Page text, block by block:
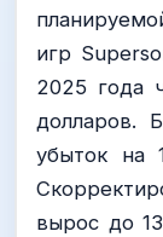
игр
2025 года
долларов.
убыток на
вырос до